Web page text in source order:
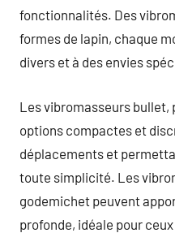
fonctionnalités. Des
formes de lapin, chaque
divers et à des envies
Les vibromasseurs bullet,
options compactes et
déplacements et
toute simplicité. Les
godemichet peuvent
profonde, idéale pour